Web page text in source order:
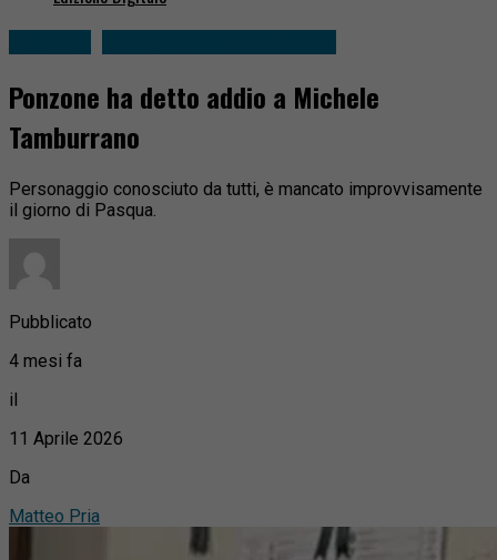
Ponzone ha detto addio a Michele
Tamburrano
Personaggio conosciuto da tutti, è mancato improvvisamente
il giorno di Pasqua.
Pubblicato
4 mesi fa
il
11 Aprile 2026
Da
Matteo Pria